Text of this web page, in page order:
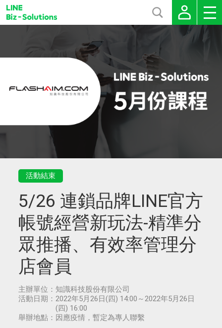
活動結束
5/26 連鎖品牌LINE官方
帳號經營新玩法-精準分
眾推播、有效率管理分
店會員
主辦單位： 知識科技股份有限公司
活動日期： 2022年5月26日(四) 14:00～2022年5月26日
(四) 16:00
舉辦地點： 因應疫情，暫定為專人聯繫